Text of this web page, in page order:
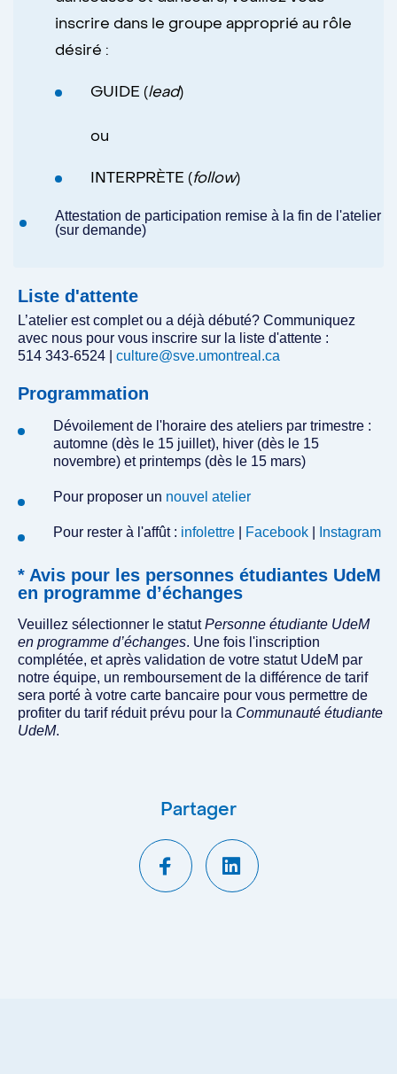
inscrire dans le groupe approprié au rôle
désiré :
GUIDE (lead)
ou
INTERPRÈTE (follow)
Attestation de participation remise à la fin de l'atelier
(sur demande)
Liste d'attente
L’atelier est complet ou a déjà débuté? Communiquez
avec nous pour vous inscrire sur la liste d'attente :
514 343-6524 | culture@sve.umontreal.ca
Programmation
Dévoilement de l'horaire des ateliers par trimestre :
automne (dès le 15 juillet), hiver (dès le 15
novembre) et printemps (dès le 15 mars)
Pour proposer un nouvel atelier
Pour rester à l'affût : infolettre Facebook Instagram
* Avis pour les personnes étudiantes UdeM
en programme d’échanges
Veuillez sélectionner le statutPersonne étudiante UdeM
en programme d’échanges. Une fois l'inscription
complétée, et après validation de votre statut UdeM par
notre équipe, un remboursement de la différence de tarif
sera porté à votre carte bancaire pour vous permettre de
profiter du tarif réduit prévu pour la Communauté étudiante
UdeM.
Partager